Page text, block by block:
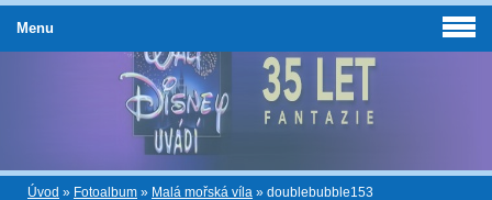
Úvod » Fotoalbum » Malá mořská víla » doublebubble153
Menu